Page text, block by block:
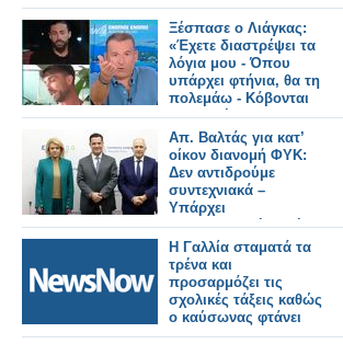
Ξέσπασε ο Λιάγκας:
«Έχετε διαστρέψει τα
λόγια μου - Όπου
υπάρχει φτήνια, θα τη
πολεμάω - Κόβονται
εκπομπές και δεν
αντικαθίστανται
Απ. Βαλτάς για κατ’
οίκον διανομή ΦΥΚ:
Δεν αντιδρούμε
συντεχνιακά –
Υπάρχει
φαρμακευτική αρχή
και πρακτική
Η Γαλλία σταματά τα
τρένα και
προσαρμόζει τις
σχολικές τάξεις καθώς
ο καύσωνας φτάνει
τους 40°C.